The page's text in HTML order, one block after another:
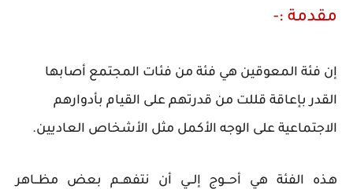
مقدمة :-
إن فئة المعوقين هي فئة من فئات المجتمع أصابها
القدر بإعاقة قللت من قدرتهم على القيام بأدوارهم
الاجتماعية على الوجه الأكمل مثل الأشخاص العاديين.
هـذه الفئة هي أحـــوج إلــي أن نتفهــم بعض مظــاهر